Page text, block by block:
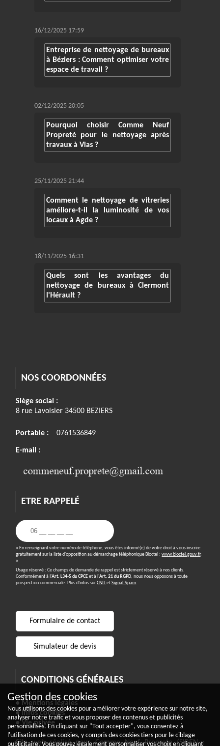
Gestion des cookies
Nous utilisons des cookies pour améliorer votre expérience sur notre site,
analyser notre trafic et vous proposer des contenus et publicités
personnalisés. En cliquant sur "Tout accepter", vous consentez à
l'utilisation de ces cookies, y compris des cookies tiers pour le ciblage
publicitaire. Vous pouvez également personnaliser vos choix en cliquant
16/12/2025 17:59
Entreprise de nettoyage de bureaux
à Béziers : Comment optimiser votre
espace de travail ?
02/12/2025 20:05
Pourquoi choisir Comme Neuf
Propreté pour le nettoyage après
travaux à Vias ?
25/11/2025 21:44
Comment le nettoyage de vitreries
améliore-t-il la luminosité de vos
locaux à Agde ?
18/11/2025 16:31
Quels sont les avantages du
nettoyage de bureaux à Clermont
l'Hérault ?
NOS COORDONNÉES
Siège social :
8 rue Lavoisier 34500 BEZIERS
Portable : 0761536849
E-mail :
ETRE RAPPELÉ
« En renseignant votre numéro de téléphone, vous êtes informé(e) de votre droit à vous inscrire
gratuitement sur la liste d'opposition au démarchage téléphonique Bloctel :www.bloctel.gouv.fr.
»
Usage réservé : Ce champs de demande de rappel est strictement réservé à nos clients.
Conformément à l'Art. L34-5 du CPCEet à l'Art. 21 du RGPD, nous nous opposons à toute
prospection commerciale. Plus d'infos surCNILetSignal-Spam.
Formulaire de contact
Simulateur de devis
CONDITIONS GÉNÉRALES
• Mentions légales
• Infos cookies
• Vie privée
Site web réalisé pour Comme Neuf Proprete (SIREN :